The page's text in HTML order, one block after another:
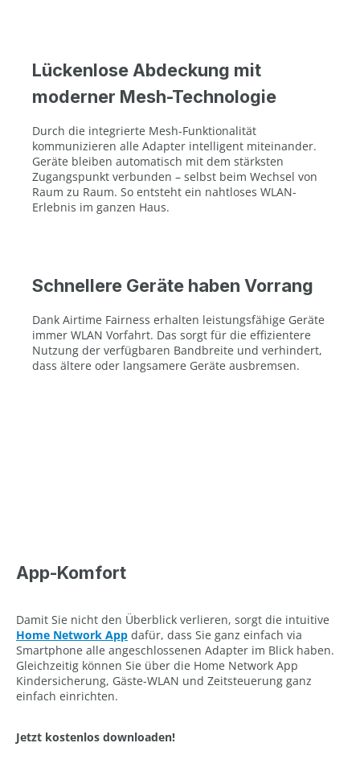
Lückenlose Abdeckung mit
moderner Mesh-Technologie
Durch die integrierte Mesh-Funktionalität
kommunizieren alle Adapter intelligent miteinander.
Geräte bleiben automatisch mit dem stärksten
Zugangspunkt verbunden – selbst beim Wechsel von
Raum zu Raum. So entsteht ein nahtloses WLAN-
Erlebnis im ganzen Haus.
Schnellere Geräte haben Vorrang
Dank Airtime Fairness erhalten leistungsfähige Geräte
immer WLAN Vorfahrt. Das sorgt für die effizientere
Nutzung der verfügbaren Bandbreite und verhindert,
dass ältere oder langsamere Geräte ausbremsen.
App-Komfort
Damit Sie nicht den Überblick verlieren, sorgt die intuitive
Home Network App dafür, dass Sie ganz einfach via
Smartphone alle angeschlossenen Adapter im Blick haben.
Gleichzeitig können Sie über die Home Network App
Kindersicherung, Gäste-WLAN und Zeitsteuerung ganz
einfach einrichten.
Jetzt kostenlos downloaden!